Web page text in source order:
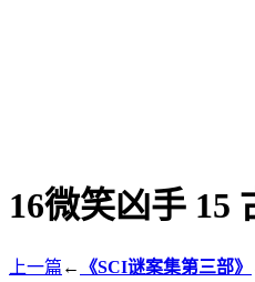
16微笑凶手 15
上一篇 ← 《SCI谜案集第三部》